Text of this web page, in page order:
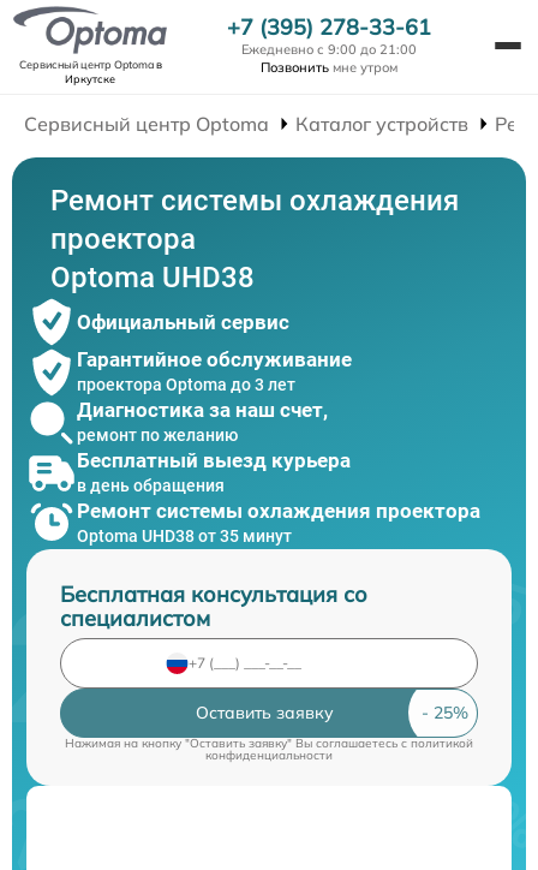
Сервисный центр Optomaв
Иркутске
+7 (395) 278-33-61
Ежедневно с 9:00 до 21:00
Позвонить мне утром
Сервисный центр Optoma Каталог устройств
Ремонт системы охлаждения
проектора
Optoma UHD38
Официальный сервис
Гарантийное обслуживание
проектора Optoma до 3 лет
Диагностика за наш счет,
ремонт по желанию
Бесплатный выезд курьера
в день обращения
Ремонт системы охлаждения проектора
Optoma UHD38 от 35 минут
Бесплатная консультация со
специалистом
Оставить заявку
Нажимая на кнопку "Оставить заявку" Вы соглашаетесь cполитикой
конфиденциальности